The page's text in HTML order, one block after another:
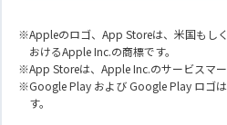
Appleのロゴ、App Storeは、米国もし
おけるApple Inc.の商標です。
App Storeは、Apple Inc.のサービスマー
Google Play および Google Play ロゴ
す。